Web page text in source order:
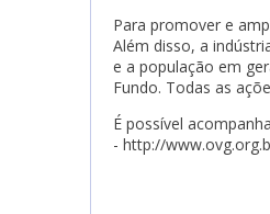
Para promover e
Além disso, a
e a população em
Fundo. Todas as
É possível
- http://